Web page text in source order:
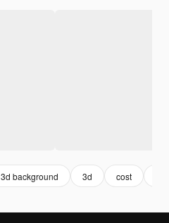
3d background 3d cost